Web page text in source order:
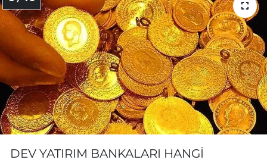
DEV YATIRIM BANKALARI HANGİ